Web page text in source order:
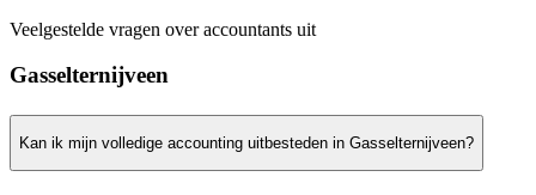
Veelgestelde vragen over accountants uit
Gasselternijveen
Kan ik mijn volledige accounting uitbesteden in Gasselternijveen?